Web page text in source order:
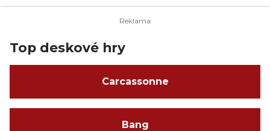
Top deskové hry
Carcassonne
Bang